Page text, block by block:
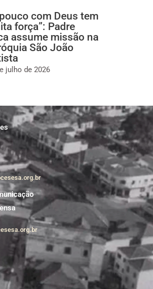
pouco com Deus tem
força”: Padre
assume missão na
São João
julho de 2026